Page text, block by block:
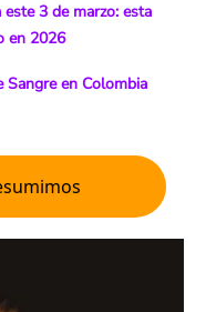
3 de marzo: esta
en 2026
Sangre en Colombia